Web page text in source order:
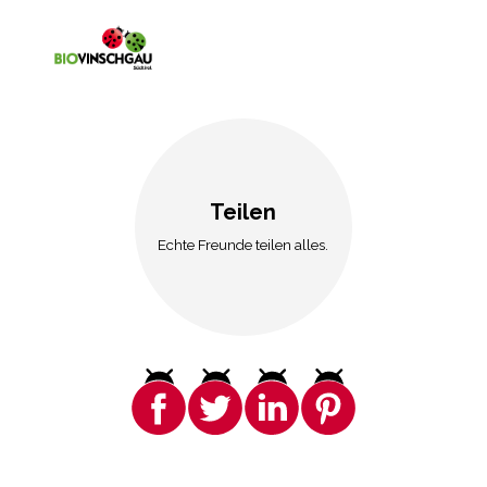
Teilen
Echte Freunde teilen alles.